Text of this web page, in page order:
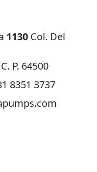
1130 Col. Del
P. 64500
8351 3737